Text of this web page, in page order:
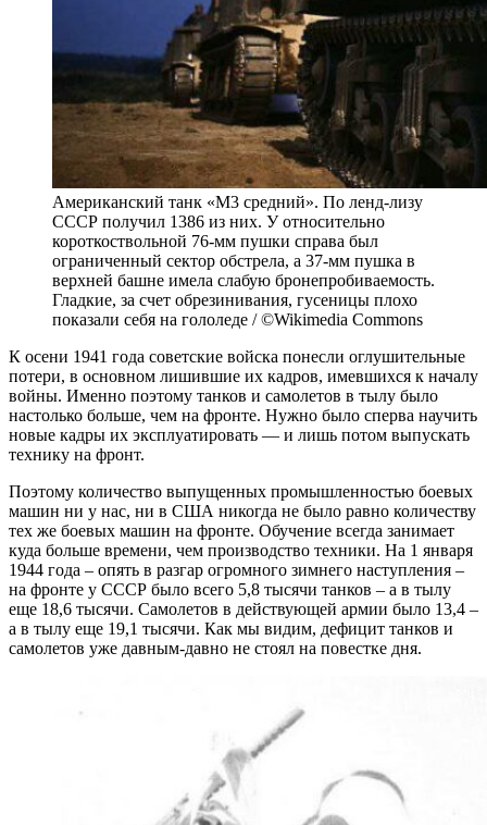
Американский танк «М3 средний». По ленд-лизу
СССР получил 1386 из них. У относительно
короткоствольной 76-мм пушки справа был
ограниченный сектор обстрела, а 37-мм пушка в
верхней башне имела слабую бронепробиваемость.
Гладкие, за счет обрезинивания, гусеницы плохо
показали себя на гололеде / ©Wikimedia Commons
К осени 1941 года советские войска понесли оглушительные
потери, в основном лишившие их кадров, имевшихся к началу
войны. Именно поэтому танков и самолетов в тылу было
настолько больше, чем на фронте. Нужно было сперва научить
новые кадры их эксплуатировать — и лишь потом выпускать
технику на фронт.
Поэтому количество выпущенных промышленностью боевых
машин ни у нас, ни в США никогда не было равно количеству
тех же боевых машин на фронте. Обучение всегда занимает
куда больше времени, чем производство техники. На 1 января
1944 года – опять в разгар огромного зимнего наступления –
на фронте у СССР было всего 5,8 тысячи танков – а в тылу
еще 18,6 тысячи. Самолетов в действующей армии было 13,4 –
а в тылу еще 19,1 тысячи. Как мы видим, дефицит танков и
самолетов уже давным-давно не стоял на повестке дня.